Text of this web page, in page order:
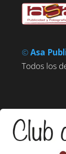
©Asa
Todos los